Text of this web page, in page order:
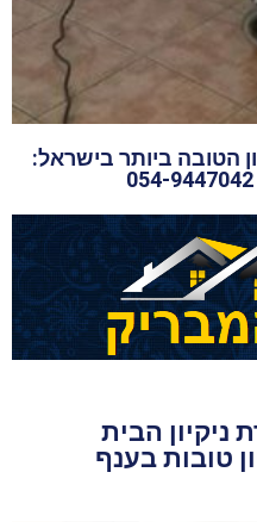
הטובה ביותר בישראל:
הבית
טובות בענף